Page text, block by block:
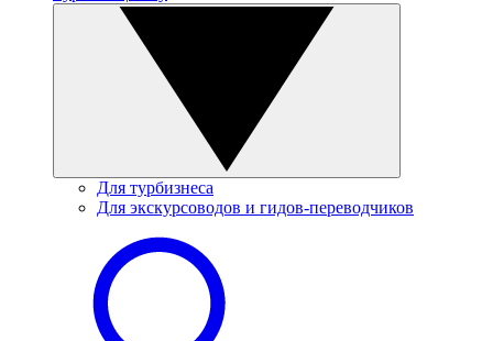
Для турбизнеса
Для экскурсоводов и гидов-переводчиков